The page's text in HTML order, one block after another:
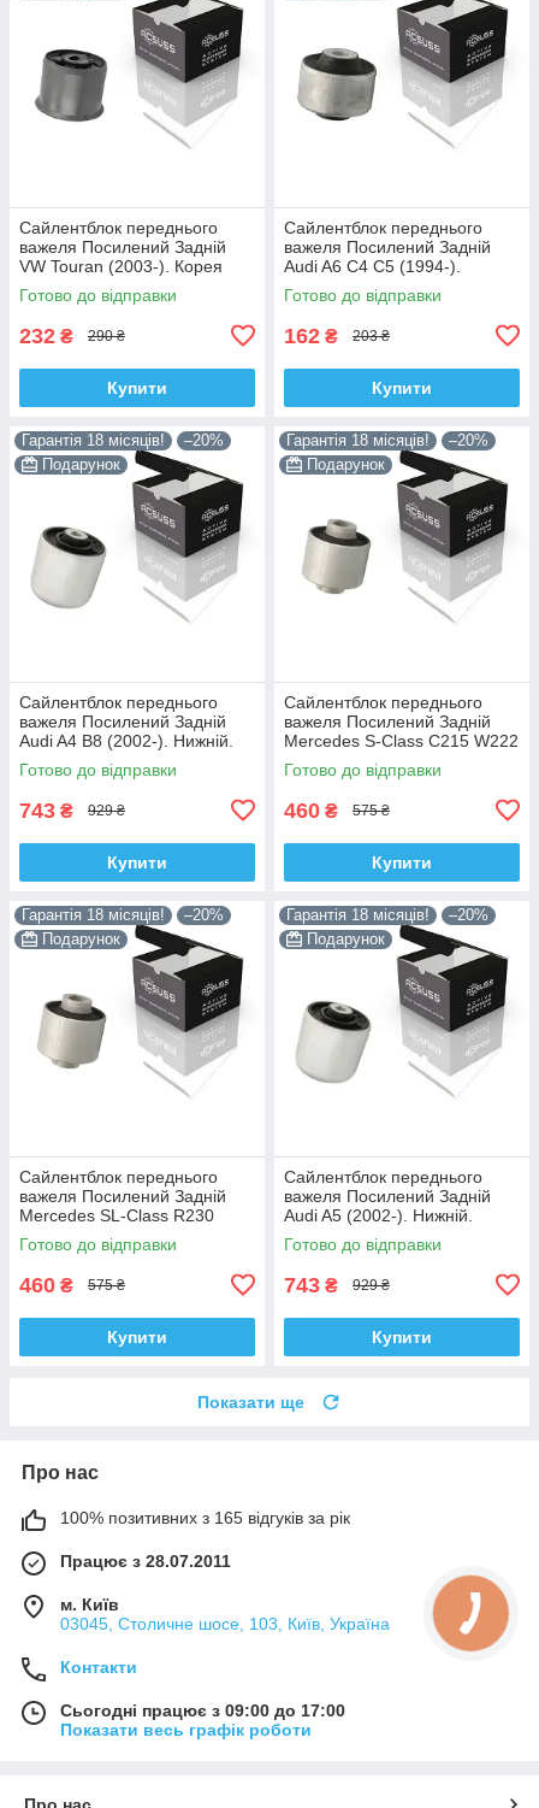
Сайлентблок переднього
важеля Посилений Задній
VW Touran (2003-). Корея
ACSUSS! 34559 , JBU602 ,
VKDS331037
Готово до відправки
232 ₴ 290 ₴
Купити
Сайлентблок переднього
важеля Посилений Задній
Audi A6 C4 C5 (1994-).
Верхній. Корея ACSUSS!
35379 , JBU138 , TD1062W
Готово до відправки
162 ₴ 203 ₴
Купити
Гарантія 18 місяців!
–20%
Подарунок
Сайлентблок переднього
важеля Посилений Задній
Audi A4 B8 (2002-). Нижній.
Корея ACSUSS! 4H0407183 ,
TD1247W , VKDS331074
Готово до відправки
743 ₴ 929 ₴
Купити
Гарантія 18 місяців!
–20%
Подарунок
Сайлентблок переднього
важеля Посилений Задній
Mercedes S-Class C215 W222
W220 V220 (1998-). Корея
ACSUSS! 28744 , TD4208W ,
Готово до відправки
460 ₴ 575 ₴
Купити
Гарантія 18 місяців!
–20%
Подарунок
Сайлентблок переднього
важеля Посилений Задній
Mercedes SL-Class R230
(2006-). Корея ACSUSS!
28744 , TD4208W ,
Готово до відправки
460 ₴ 575 ₴
Купити
Гарантія 18 місяців!
–20%
Подарунок
Сайлентблок переднього
важеля Посилений Задній
Audi A5 (2002-). Нижній.
Корея ACSUSS! 4H0407183 ,
TD1247W , VKDS331074
Готово до відправки
743 ₴ 929 ₴
Купити
Показати ще
Про нас
100% позитивних з 165 відгуків за рік
Працює з 28.07.2011
м. Київ
03045, Столичне шосе, 103, Київ, Україна
Контакти
Сьогодні працює з 09:00 до 17:00
Показати весь графік роботи